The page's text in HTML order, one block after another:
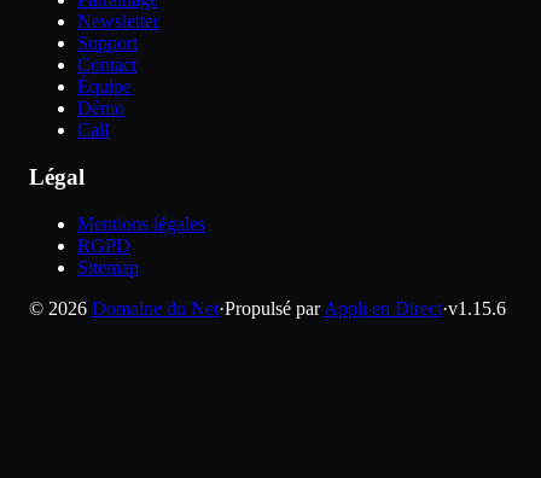
Newsletter
Support
Contact
Équipe
Démo
Call
Légal
Mentions légales
RGPD
Sitemap
© 2026 Domaine du Net·Propulsé par Appli en Direct·v1.15.6